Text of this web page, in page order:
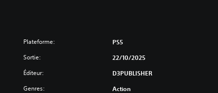
Plateforme: PS5
Sortie: 22/10/2025
Éditeur: D3PUBLISHER
Genres: Action